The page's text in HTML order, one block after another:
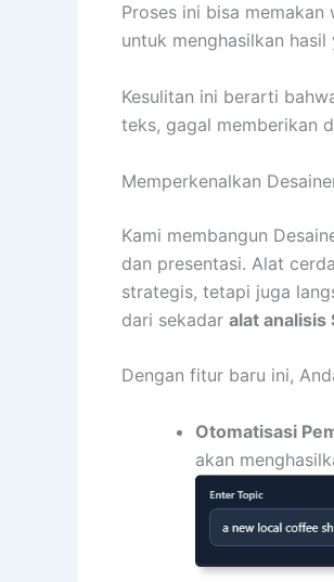
Proses ini bisa
untuk menghasilkan
Kesulitan ini berarti
teks, gagal memberikan
Memperkenalkan
Kami membangun
dan presentasi. Alat
strategis, tetapi juga
dari sekadar alat analisis
Dengan fitur baru ini,
Otomatisasi
akan